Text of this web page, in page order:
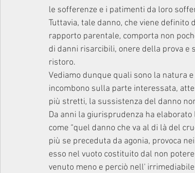
le sofferenze e i patimenti da loro
Tuttavia, tale danno, che viene
rapporto parentale, comporta non
di danni risarcibili, onere della prova e
ristoro.
Vediamo dunque quali sono la natura
incombono sulla parte interessata,
più stretti, la sussistenza del danno
Da anni la giurisprudenza ha
come “quel danno che va al di là del
più se preceduta da agonia, provoca
esso nel vuoto costituito dal non
venuto meno e perciò nell'